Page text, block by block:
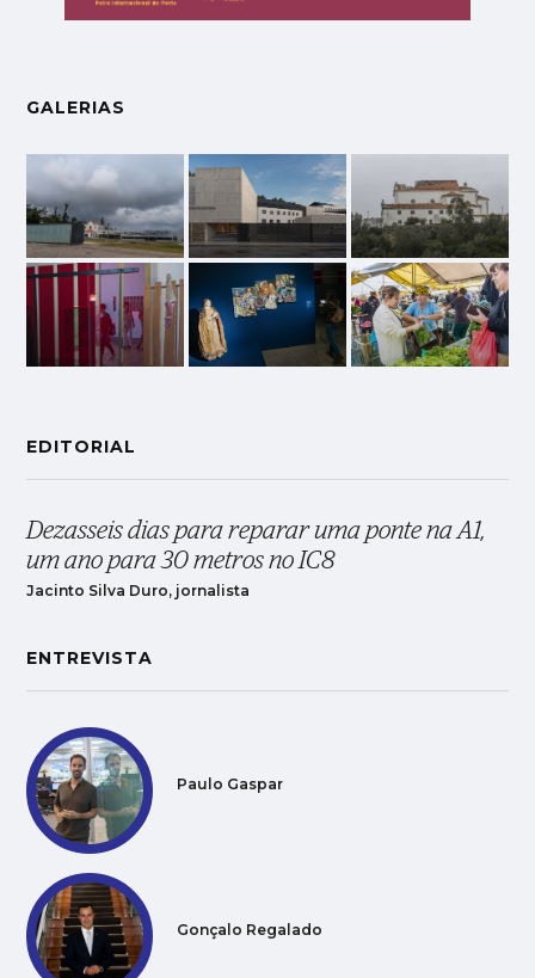
GALERIAS
EDITORIAL
Dezasseis dias para reparar uma ponte na A1,
um ano para 30 metros no IC8
Jacinto Silva Duro, jornalista
ENTREVISTA
Paulo Gaspar
Gonçalo Regalado